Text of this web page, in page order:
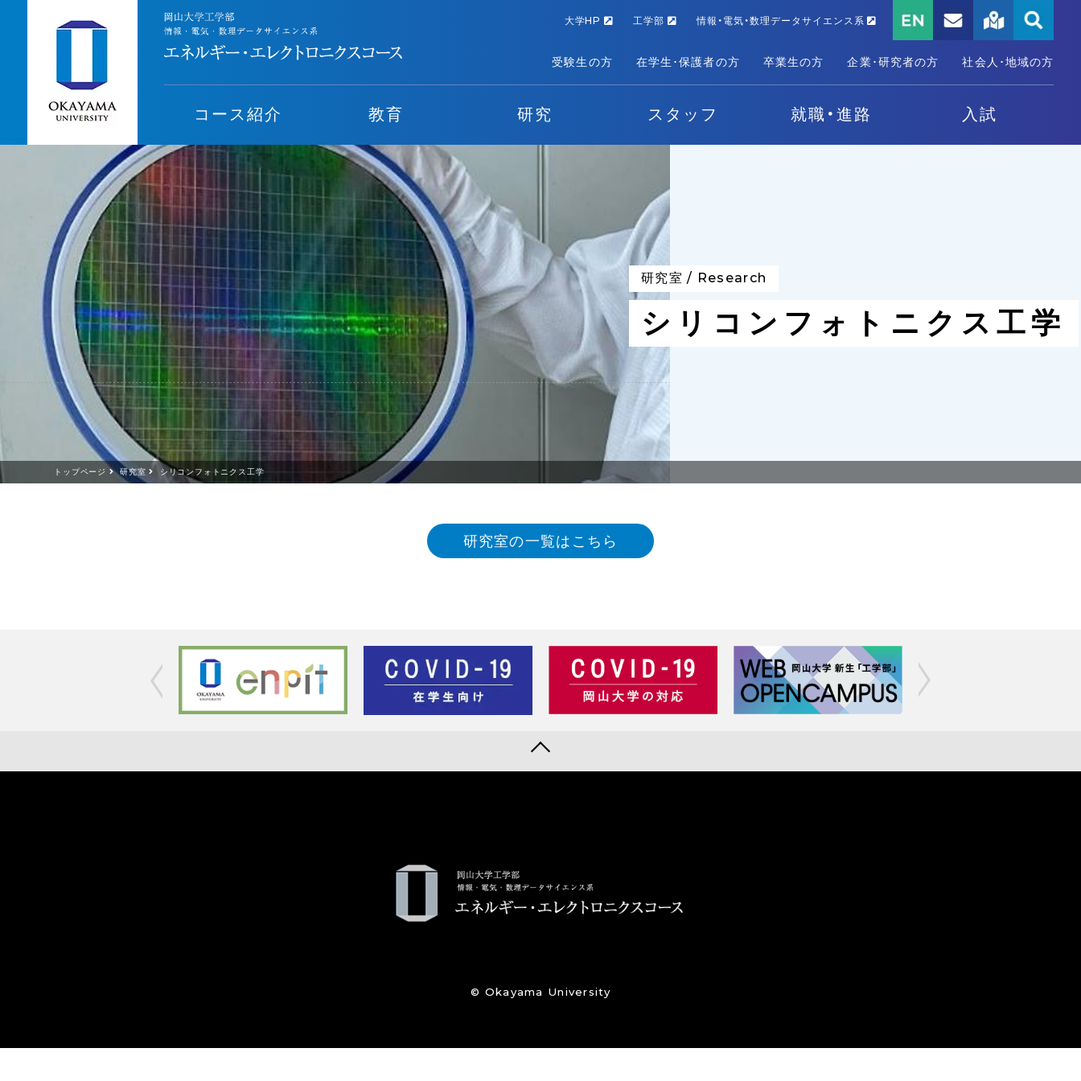
コース紹介 教育 研究 スタッフ 就職・進路 入試
大学HP 工学部 情報・電気・数理データサイエンス系
受験生の方 在学生･保護者の方 卒業生の方 企業･研究者の方 社会人･地域の方
研究室 / Research
シリコンフォトニクス工学
トップページ 研究室 シリコンフォトニクス工学
研究室の一覧はこちら
© Okayama University